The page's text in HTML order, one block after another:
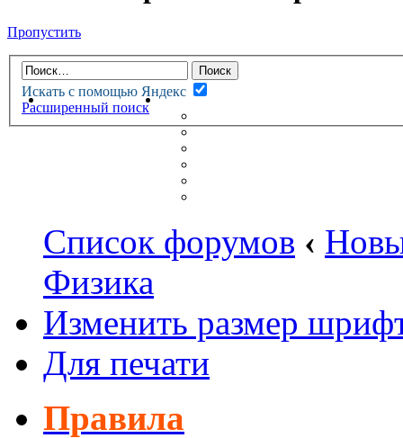
Пропустить
Искать с помощью Яндекс
Расширенный поиск
НОВАЯ ТЕОРИЯФОРУМ
НЕПРОЧИТАННЫЕ
Список форумов ‹
Физика
Изменить размер
Для печати
Правила